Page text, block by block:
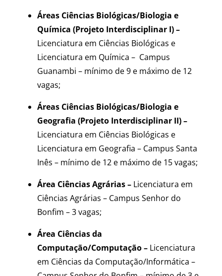
Áreas Ciências Biológicas/Biologia e
Química (Projeto Interdisciplinar I) –
Licenciatura em Ciências Biológicas e
Licenciatura em Química – Campus
Guanambi – mínimo de 9 e máximo de 12
vagas;
Áreas Ciências Biológicas/Biologia e
Geografia (Projeto Interdisciplinar II) –
Licenciatura em Ciências Biológicas e
Licenciatura em Geografia – Campus Santa
Inês – mínimo de 12 e máximo de 15 vagas;
Área Ciências Agrárias– Licenciatura em
Ciências Agrárias – Campus Senhor do
Bonfim – 3 vagas;
Área Ciências da
Computação/Computação – Licenciatura
em Ciências da Computação/Informática –